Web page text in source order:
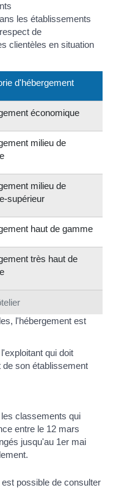
les établissements
de
clientèles en situation
d'hébergement
économique
milieu de
milieu de
supérieur
haut de gamme
très haut de
l'hébergement est
qui doit
son établissement
classements qui
entre le 12 mars
jusqu'au 1ermai
possible de consulter